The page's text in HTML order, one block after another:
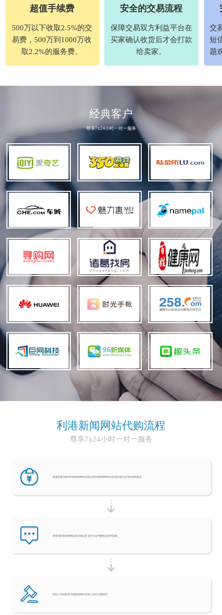
超值手续费
500万以下收取2.5%的交
易费，500万到1000万收
取2.2%的服务费。
安全的交易流程
保障交易双方利益平台在
买家确认收货后才会打款
给卖家。
交
短
题
经典客户
尊享7x24小时一对一服务
利港新闻网站代购流程
尊享7x24小时一对一服务
根据所需代购的利港新闻网站全面分析利港新闻网站的价值并提出合理的预算建议
调查域利港新闻网站的详细信息 进行综合判断制定谈判策略
经纪人开始联系 利港新闻网站持有人进行沟通谈判